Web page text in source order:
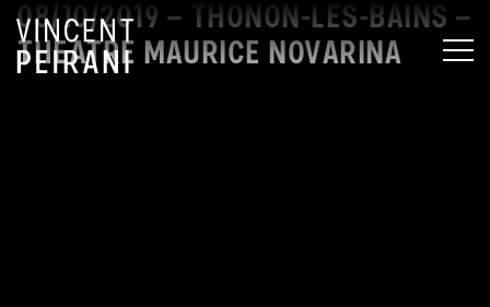
08/10/2019 – THONON-LES-BAINS –
THEATRE MAURICE NOVARINA